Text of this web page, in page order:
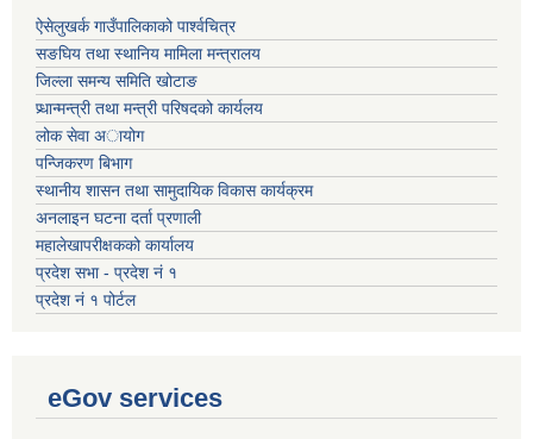
ऐसेलुखर्क गाउँपालिकाको पार्श्वचित्र
सङघिय तथा स्थानिय मामिला मन्त्रालय
जिल्ला समन्य समिति खोटाङ
प्र्धान्मन्त्री तथा मन्त्री परिषदको कार्यलय
लोक सेवा अायोग
पन्जिकरण बिभाग
स्थानीय शासन तथा सामुदायिक विकास कार्यक्रम
अनलाइन घटना दर्ता प्रणाली
महालेखापरीक्षकको कार्यालय
प्रदेश सभा - प्रदेश नं १
प्रदेश नं १ पोर्टल
eGov services